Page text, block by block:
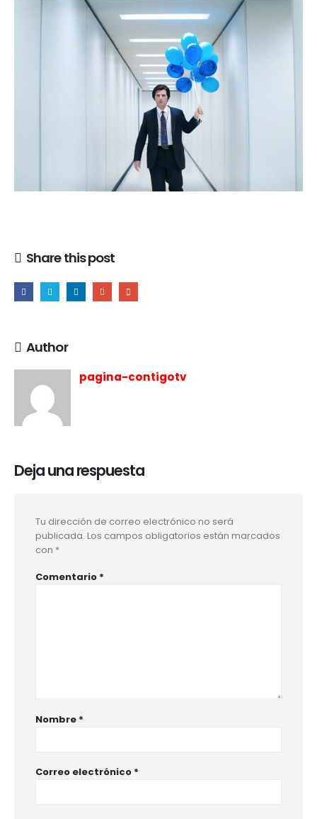
Share this post
Author
pagina-contigotv
Deja una respuesta
Tu dirección de correo electrónico no será
publicada. Los campos obligatorios están marcados
con *
Comentario *
Nombre *
Correo electrónico *